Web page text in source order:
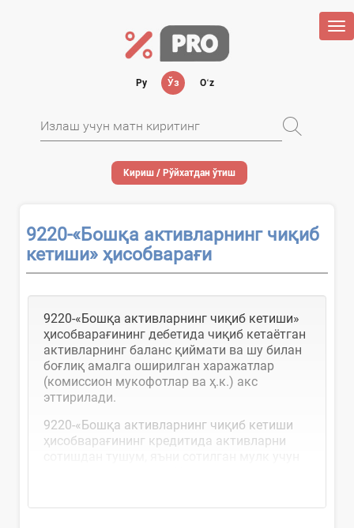
Ру Ўз Oʻz
Кириш / Рўйхатдан ўтиш
9220-«Бошқа активларнинг чиқиб
кетиши» ҳисобварағи
9220-«Бошқа активларнинг чиқиб кетиши»
ҳисобварағининг дебетида чиқиб кетаётган
активларнинг баланс қиймати ва шу билан
боғлиқ амалга оширилган харажатлар
(комиссион мукофотлар ва ҳ.к.) акс
эттирилади.
9220-«Бошқа активларнинг чиқиб кетиши
ҳисобварағининг кредитида активларни